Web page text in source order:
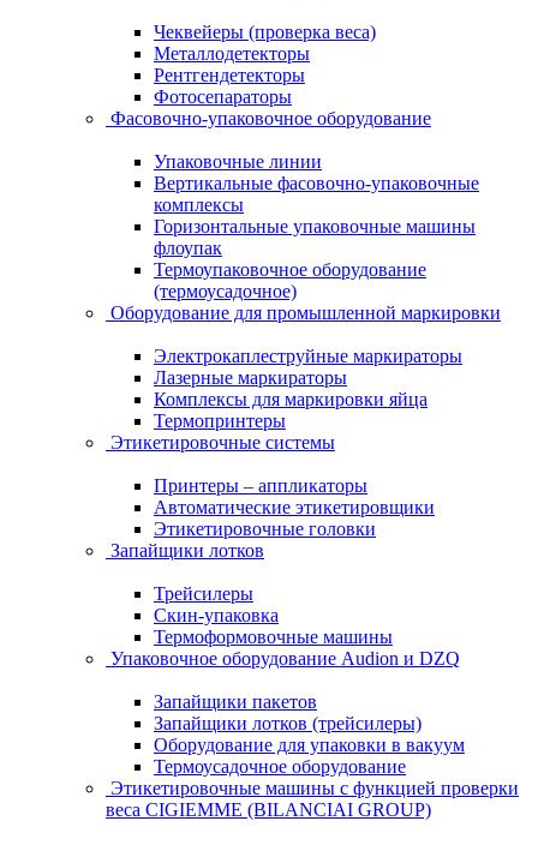
Чеквейеры (проверка веса)
Металлодетекторы
Рентгендетекторы
Фотосепараторы
Фасовочно-упаковочное оборудование
Упаковочные линии
Вертикальные фасовочно-упаковочные
комплексы
Горизонтальные упаковочные машины
флоупак
Термоупаковочное оборудование
(термоусадочное)
Оборудование для промышленной маркировки
Электрокаплеструйные маркираторы
Лазерные маркираторы
Комплексы для маркировки яйца
Термопринтеры
Этикетировочные системы
Принтеры – аппликаторы
Автоматические этикетировщики
Этикетировочные головки
Запайщики лотков
Трейсилеры
Скин-упаковка
Термоформовочные машины
Упаковочное оборудование Audion и DZQ
Запайщики пакетов
Запайщики лотков (трейсилеры)
Оборудование для упаковки в вакуум
Термоусадочное оборудование
Этикетировочные машины с функцией проверки
веса CIGIEMME (BILANCIAI GROUP)